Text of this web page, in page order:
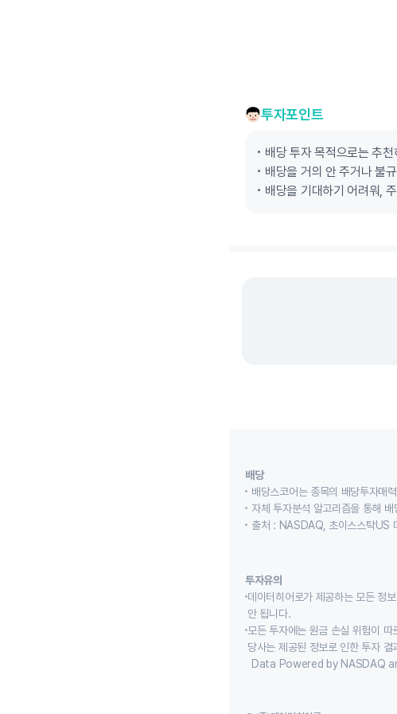
투자포인트
배당 투자 목적으로는 추
배당을 거의 안 주거나 불
배당을 기대하기 어려워,
배당
배당스코어는 종목의 배당투자매
자체 투자분석 알고리즘을 통해
출처 : NASDAQ, 초이스스탁US
투자유의
데이터히어로가 제공하는 모든 정
안 됩니다.
모든 투자에는 원금 손실 위험이
당사는 제공된 정보로 인한 투자
Data Powered by NASDAQ